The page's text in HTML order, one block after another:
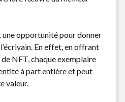
une opportunité pour donner
En effet, en offrant
NFT, chaque exemplaire
à part entière et peut
valeur.